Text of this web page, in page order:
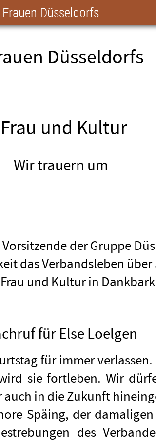
Düsseldorfs
Düsseldorfs
und Kultur
Wir trauern um
der Gruppe
das Verbandsleben
und Kultur in
für Else Loelgen
für immer
sie fortleben. Wir
auch in die Zukunft
Späing, der
des